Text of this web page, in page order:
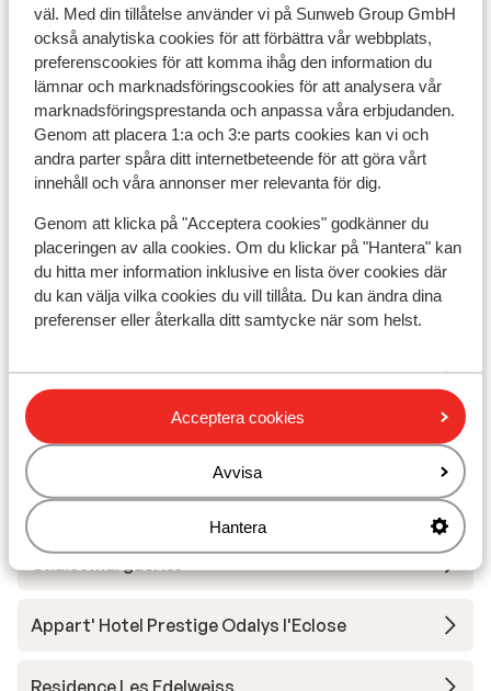
väl. Med din tillåtelse använder vi på Sunweb Group GmbH
också analytiska cookies för att förbättra vår webbplats,
preferenscookies för att komma ihåg den information du
lämnar och marknadsföringscookies för att analysera vår
marknadsföringsprestanda och anpassa våra erbjudanden.
Genom att placera 1:a och 3:e parts cookies kan vi och
andra parter spåra ditt internetbeteende för att göra vårt
innehåll och våra annonser mer relevanta för dig.
Genom att klicka på "Acceptera cookies" godkänner du
placeringen av alla cookies. Om du klickar på "Hantera" kan
du hitta mer information inklusive en lista över cookies där
du kan välja vilka cookies du vill tillåta. Du kan ändra dina
preferenser eller återkalla ditt samtycke när som helst.
Acceptera cookies
Avvisa
Hantera
Andra boenden i Alpe d'Huez Grand
Domaine Ski
Résidence Daria-I Nor
Hotel Au Chamois d'Or
Hotel Daria-I Nor
Hotel Le Castillan
Village Club du Soleil Oz en Oisans
Residence le Claret I & II
Residence Prestige Phoenix A
Chalet Marguerite
Appart' Hotel Prestige Odalys l'Eclose
Residence Les Edelweiss